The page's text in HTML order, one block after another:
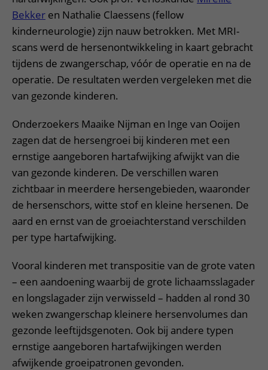
Bekker en Nathalie Claessens (fellow
kinderneurologie) zijn nauw betrokken. Met MRI-
scans werd de hersenontwikkeling in kaart gebracht
tijdens de zwangerschap, vóór de operatie en na de
operatie. De resultaten werden vergeleken met die
van gezonde kinderen.
Onderzoekers Maaike Nijman en Inge van Ooijen
zagen dat de hersengroei bij kinderen met een
ernstige aangeboren hartafwijking afwijkt van die
van gezonde kinderen. De verschillen waren
zichtbaar in meerdere hersengebieden, waaronder
de hersenschors, witte stof en kleine hersenen. De
aard en ernst van de groeiachterstand verschilden
per type hartafwijking.
Vooral kinderen met transpositie van de grote vaten
– een aandoening waarbij de grote lichaamsslagader
en longslagader zijn verwisseld – hadden al rond 30
weken zwangerschap kleinere hersenvolumes dan
gezonde leeftijdsgenoten. Ook bij andere typen
ernstige aangeboren hartafwijkingen werden
afwijkende groeipatronen gevonden.